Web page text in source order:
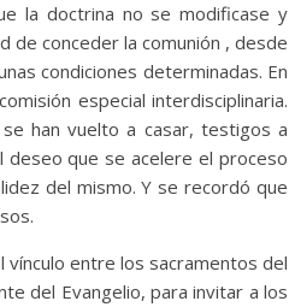
la doctrina no se modificase y
de conceder la comunión , desde
condiciones determinadas. En
especial interdisciplinaria.
han vuelto a casar, testigos a
deseo que se acelere el proceso
del mismo. Y se recordó que
vínculo entre los sacramentos del
del Evangelio, para invitar a los